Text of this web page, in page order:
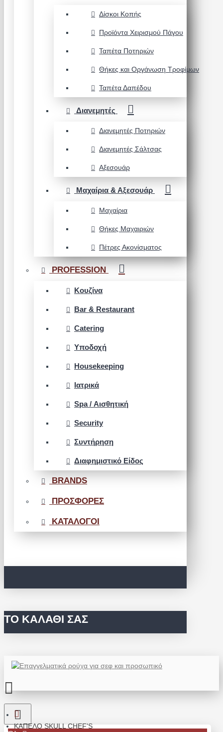
Δίσκοι Κοπής
Προϊόντα Χειρισμού Πάγου
Ταπέτα Ποτηριών
Θήκες και Οργάνωση Τροφίμων
Ταπέτα Δαπέδου
Διανεμητές
Διανεμητές Ποτηριών
Διανεμητές Σάλτσας
Αξεσουάρ
Μαχαίρια & Αξεσουάρ
Μαχαίρια
Θήκες Μαχαιριών
Πέτρες Ακονίσματος
PROFESSION
Κουζίνα
Bar & Restaurant
Catering
Υποδοχή
Housekeeping
Ιατρικά
Spa / Αισθητική
Security
Συντήρηση
Διαφημιστικό Είδος
BRANDS
ΠΡΟΣΦΟΡΕΣ
ΚΑΤΑΛΟΓΟΙ
ΤΟ ΚΑΛΆΘΙ ΣΑΣ
ΚΑΠΈΛΟ SKULL CHEF'S